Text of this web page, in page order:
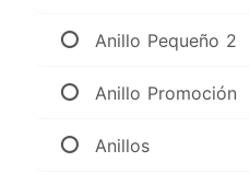
Anillo Pequeño 2
Anillo Promoción
Anillos